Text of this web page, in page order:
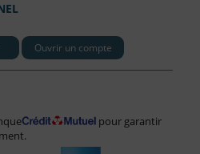
Ouvrir un compte
pour garantir